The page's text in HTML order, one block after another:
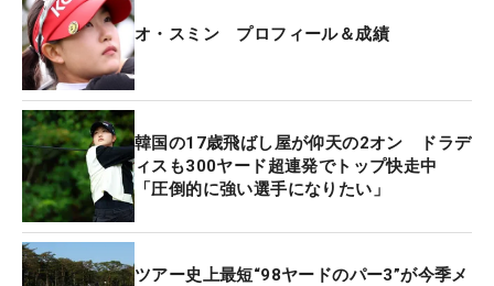
オ・スミン プロフィール＆成績
韓国の17歳飛ばし屋が仰天の2オン ドラデ
ィスも300ヤード超連発でトップ快走中
「圧倒的に強い選手になりたい」
ツアー史上最短“98ヤードのパー3”が今季メ